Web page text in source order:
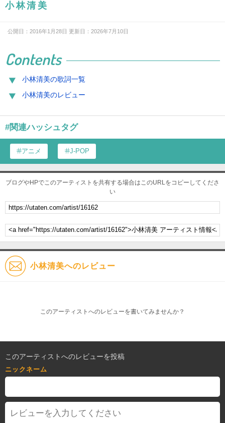
小林清美
公開日：2016年1月28日 更新日：2026年7月10日
Contents
小林清美の歌詞一覧
小林清美のレビュー
#関連ハッシュタグ
アニメ J-POP
ブログやHPでこのアーティストを共有する場合はこのURLをコピーしてくださ
い
小林清美へのレビュー
このアーティストへのレビューを書いてみませんか？
このアーティストへのレビューを投稿
ニックネーム